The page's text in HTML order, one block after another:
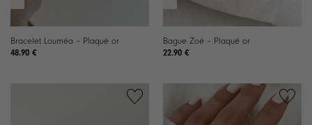
Bracelet Louméa – Plaqué or
48.90 €
Bague Zoé – Plaqué or
22.90 €